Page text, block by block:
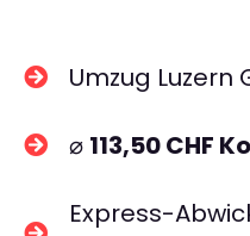
Umzug Luzern
⌀ 113,50 CHF
Express-